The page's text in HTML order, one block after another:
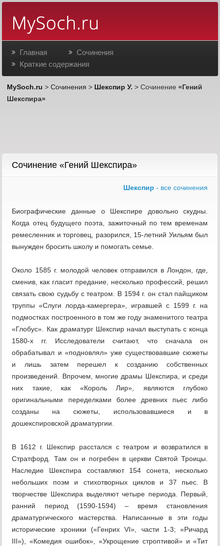
Главная
Сочинения
Краткие содержания
MySoch.ru >Сочинения > Шекспир У. > Сочинение«Гений
Шекспира»
Сочинение «Гений Шекспира»
Шекспир - все сочинения
Биографические данные о Шекспире довольно скудны.
Когда отец будущего поэта, зажиточный по тем временам
ремесленник и торговец, разорился, 15-летний Уильям был
вынужден бросить школу и помогать семье.
Около 1585 г. молодой человек отправился в Лондон, где,
сменив, как гласит предание, несколько профессий, решил
связать свою судьбу с театром. В 1594 г. он стал пайщиком
труппы «Слуги лорда-камергера», игравшей с 1599 г. на
подмостках построенного в том же году знаменитого театра
«Глобус». Как драматург Шекспир начал выступать с конца
1580-х гг. Исследователи считают, что сначала он
обрабатывал и «подновлял» уже существовавшие сюжеты
и лишь затем перешел к созданию собственных
произведений. Впрочем, многие драмы Шекспира, и среди
них такие, как «Король Лир», являются глубоко
оригинальными переделками более древних пьес либо
созданы на сюжеты, использовавшиеся и в
дошекспировской драматургии.
В 1612 г. Шекспир расстался с театром и возвратился в
Стратфорд. Там он и погребен в церкви Святой Троицы.
Наследие Шекспира составляют 154 сонета, несколько
небольших поэм и стихотворных циклов и 37 пьес. В
творчестве Шекспира выделяют четыре периода. Первый,
ранний период (1590-1594) – время становления
драматургического мастерства. Написанные в эти годы
исторические хроники («Генрих VI», части 1-3; «Ричард
III»), «Комедия ошибок», «Укрощение строптивой» и «Тит